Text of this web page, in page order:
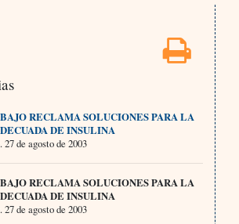
RECLAMA SOLUCIONES PARA LA
DE INSULINA
de agosto de 2003
RECLAMA SOLUCIONES PARA LA
DE INSULINA
de agosto de 2003